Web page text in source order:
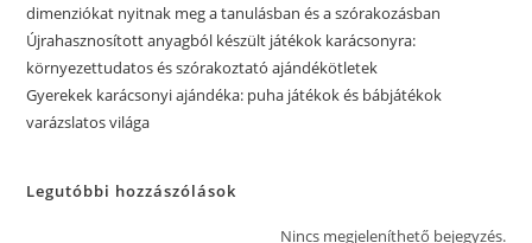
dimenziókat nyitnak meg a tanulásban és a szórakozásban
Újrahasznosított anyagból készült játékok karácsonyra:
környezettudatos és szórakoztató ajándékötletek
Gyerekek karácsonyi ajándéka: puha játékok és bábjátékok
varázslatos világa
Legutóbbi hozzászólások
Nincs megjeleníthető bejegyzés.